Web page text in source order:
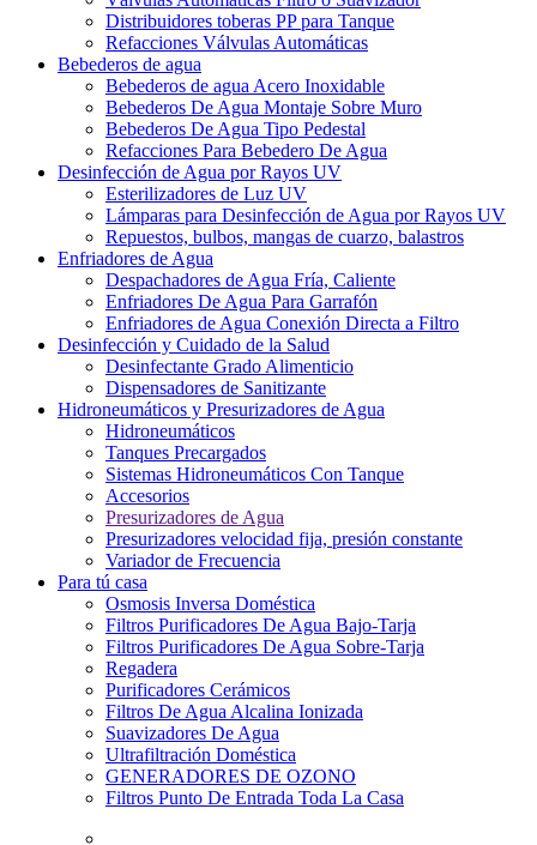
Distribuidores toberas PP para Tanque
Refacciones Válvulas Automáticas
Bebederos de agua
Bebederos de agua Acero Inoxidable
Bebederos De Agua Montaje Sobre Muro
Bebederos De Agua Tipo Pedestal
Refacciones Para Bebedero De Agua
Desinfección de Agua por Rayos UV
Esterilizadores de Luz UV
Lámparas para Desinfección de Agua por Rayos UV
Repuestos, bulbos, mangas de cuarzo, balastros
Enfriadores de Agua
Despachadores de Agua Fría, Caliente
Enfriadores De Agua Para Garrafón
Enfriadores de Agua Conexión Directa a Filtro
Desinfección y Cuidado de la Salud
Desinfectante Grado Alimenticio
Dispensadores de Sanitizante
Hidroneumáticos y Presurizadores de Agua
Hidroneumáticos
Tanques Precargados
Sistemas Hidroneumáticos Con Tanque
Accesorios
Presurizadores de Agua
Presurizadores velocidad fija, presión constante
Variador de Frecuencia
Para tú casa
Osmosis Inversa Doméstica
Filtros Purificadores De Agua Bajo-Tarja
Filtros Purificadores De Agua Sobre-Tarja
Regadera
Purificadores Cerámicos
Filtros De Agua Alcalina Ionizada
Suavizadores De Agua
Ultrafiltración Doméstica
GENERADORES DE OZONO
Filtros Punto De Entrada Toda La Casa